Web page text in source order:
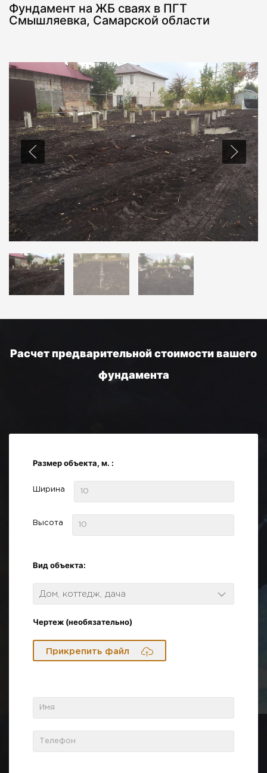
Фундамент на ЖБ сваях в ПГТ
Смышляевка, Самарской области
Расчет предварительной стоимости вашего
фундамента
Размер объекта, м. :
Ширина
Высота
Вид объекта:
Дом, коттедж, дача
Чертеж (необязательно)
Прикрепить файл